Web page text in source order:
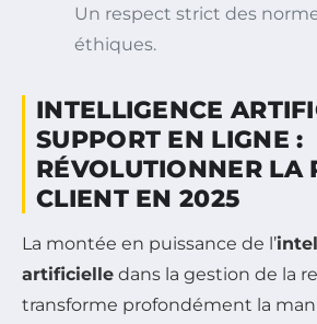
Un respect strict des
éthiques.
INTELLIGENCE
SUPPORT EN LIGNE :
RÉVOLUTIONNER LA
CLIENT EN 2025
La montée en puissance de l’
artificielle dans la gestion de la
transforme profondément la